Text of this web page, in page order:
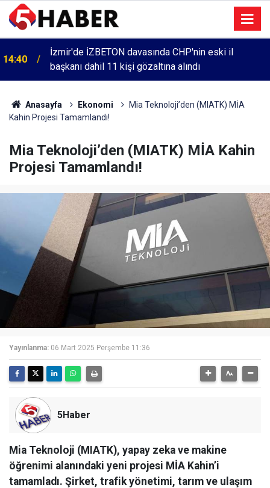
14:40
İzmir'de İZBETON davasında CHP'nin eski il
başkanı dahil 11 kişi gözaltına alındı
Anasayfa Ekonomi
Mia Teknoloji’den (MIATK) MİA
Kahin Projesi Tamamlandı!
Mia Teknoloji’den (MIATK) MİA Kahin
Projesi Tamamlandı!
Yayınlanma: 06 Mart 2025 Perşembe 11:36
5Haber
Mia Teknoloji (MIATK), yapay zeka ve makine
öğrenimi alanındaki yeni projesi MİA Kahin’i
tamamladı. Şirket, trafik yönetimi, tarım ve ulaşım